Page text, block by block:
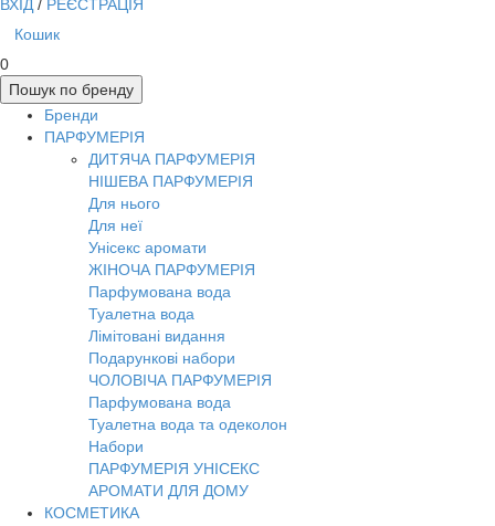
ВХІД / РЕЄСТРАЦІЯ
Кошик
0
Пошук по бренду
Бренди
ПАРФУМЕРІЯ
ДИТЯЧА ПАРФУМЕРІЯ
НІШЕВА ПАРФУМЕРІЯ
Для нього
Для неї
Унісекс аромати
ЖІНОЧА ПАРФУМЕРІЯ
Парфумована вода
Туалетна вода
Лімітовані видання
Подарункові набори
ЧОЛОВІЧА ПАРФУМЕРІЯ
Парфумована вода
Туалетна вода та одеколон
Набори
ПАРФУМЕРІЯ УНІСЕКС
АРОМАТИ ДЛЯ ДОМУ
КОСМЕТИКА